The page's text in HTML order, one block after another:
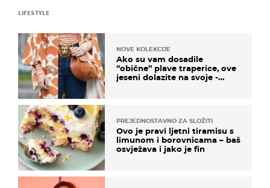
LIFESTYLE
NOVE KOLEKCIJE
Ako su vam dosadile
“obične” plave traperice, ove
jeseni dolazite na svoje -
PREJEDNOSTAVNO ZA SLOŽITI
Ovo je pravi ljetni tiramisu s
limunom i borovnicama – baš
osvježava i jako je fin